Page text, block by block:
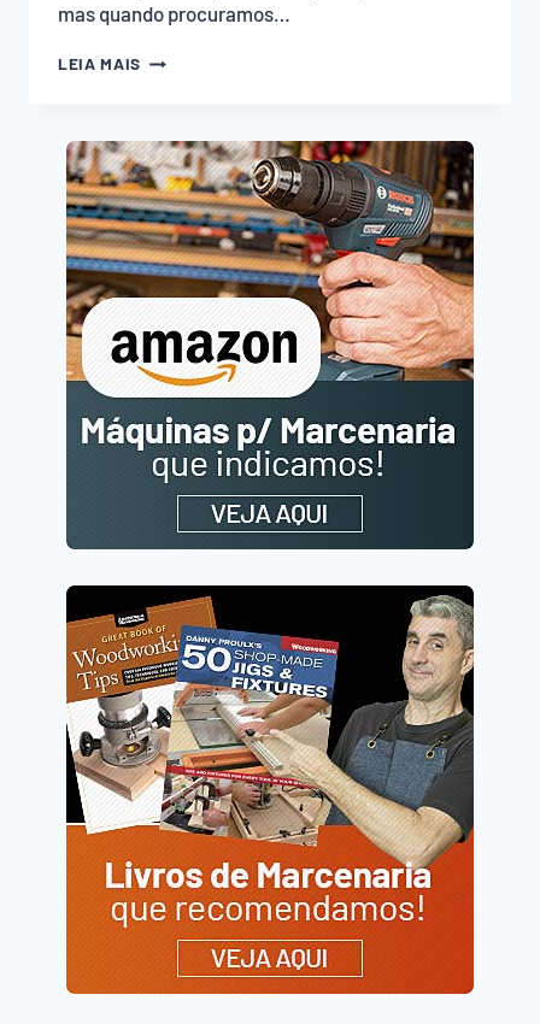
mas quando procuramos…
LEIA MAIS PEGBOARD,